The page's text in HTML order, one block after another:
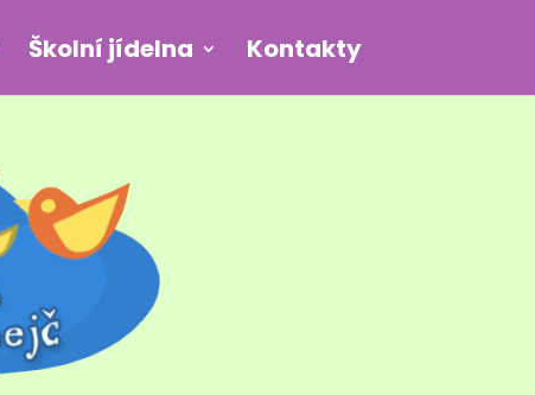
Školní jídelna Kontakty